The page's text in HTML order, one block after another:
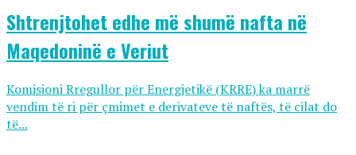
Shtrenjtohet edhe më shumë nafta në
Maqedoninë e Veriut
Komisioni Rregullor për Energjetikë (KRRE) ka marrë
vendim të ri për çmimet e derivateve të naftës, të cilat do
të...